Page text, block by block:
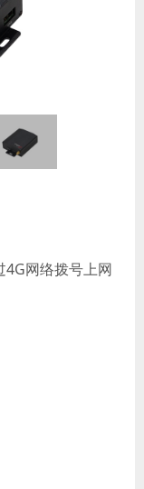
4G网络拨号上网